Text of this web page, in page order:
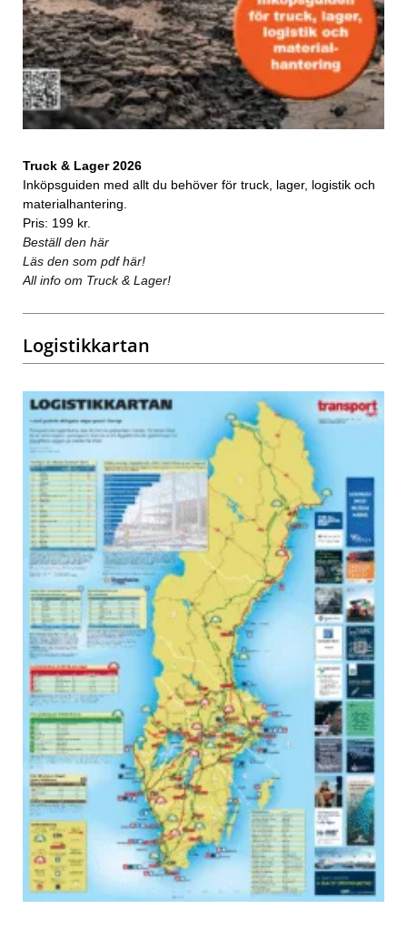
Truck & Lager 2026
Inköpsguiden med allt du behöver för truck, lager, logistik och
materialhantering.
Pris: 199 kr.
Beställ den här
Läs den som pdf här!
All info om Truck & Lager!
Logistikkartan